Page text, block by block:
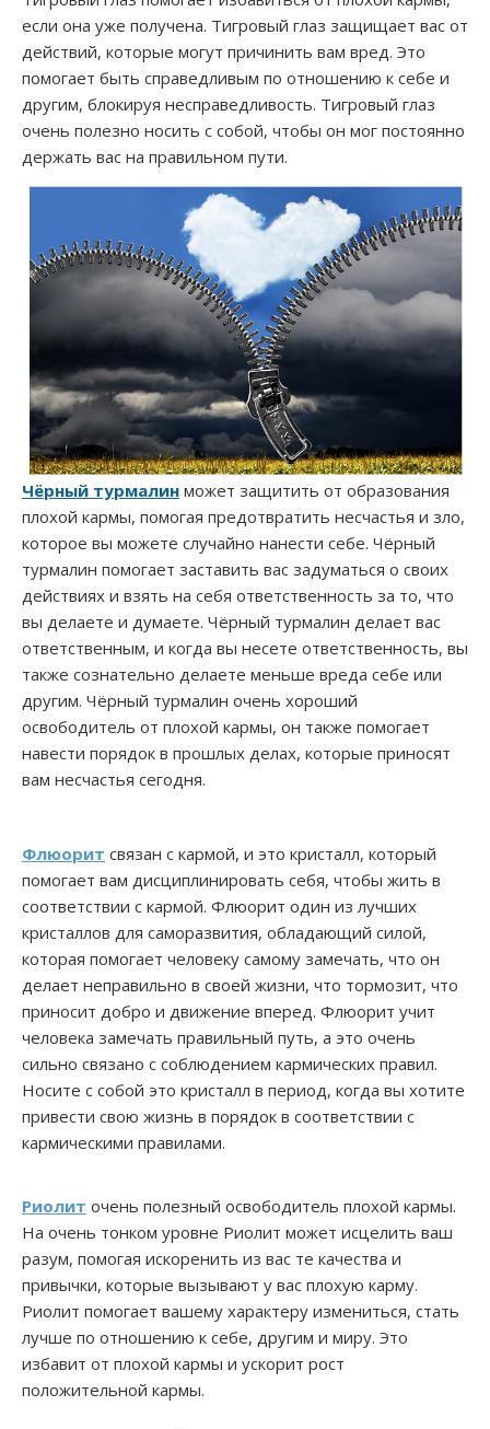
если она уже получена. Тигровый глаз защищает вас от
действий, которые могут причинить вам вред. Это
помогает быть справедливым по отношению к себе и
другим, блокируя несправедливость. Тигровый глаз
очень полезно носить с собой, чтобы он мог постоянно
держать вас на правильном пути.
Чёрный турмалин может защитить от образования
плохой кармы, помогая предотвратить несчастья и зло,
которое вы можете случайно нанести себе. Чёрный
турмалин помогает заставить вас задуматься о своих
действиях и взять на себя ответственность за то, что
вы делаете и думаете. Чёрный турмалин делает вас
ответственным, и когда вы несете ответственность, вы
также сознательно делаете меньше вреда себе или
другим. Чёрный турмалин очень хороший
освободитель от плохой кармы, он также помогает
навести порядок в прошлых делах, которые приносят
вам несчастья сегодня.
Флюорит связан с кармой, и это кристалл, который
помогает вам дисциплинировать себя, чтобы жить в
соответствии с кармой. Флюорит один из лучших
кристаллов для саморазвития, обладающий силой,
которая помогает человеку самому замечать, что он
делает неправильно в своей жизни, что тормозит, что
приносит добро и движение вперед. Флюорит учит
человека замечать правильный путь, а это очень
сильно связано с соблюдением кармических правил.
Носите с собой это кристалл в период, когда вы хотите
привести свою жизнь в порядок в соответствии с
кармическими правилами.
Риолит очень полезный освободитель плохой кармы.
На очень тонком уровне Риолит может исцелить ваш
разум, помогая искоренить из вас те качества и
привычки, которые вызывают у вас плохую карму.
Риолит помогает вашему характеру измениться, стать
лучше по отношению к себе, другим и миру. Это
избавит от плохой кармы и ускорит рост
положительной кармы.